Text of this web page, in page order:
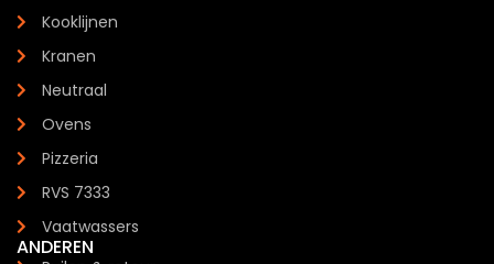
Kooklijnen
Kranen
Neutraal
Ovens
Pizzeria
RVS 7333
Vaatwassers
ANDEREN